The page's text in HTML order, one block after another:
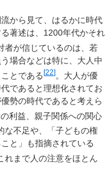
から見て、はるかに時代
著述は、1200年代かそれ
者が信じているのは、若
場合などは特に、大人中
とである[22]。大人が優
であると理想化されてお
勢の時代であると考えら
利益、親子関係への関心
な不足や、「子どもの権
と」も指摘されている
れまで人の注意をほとん